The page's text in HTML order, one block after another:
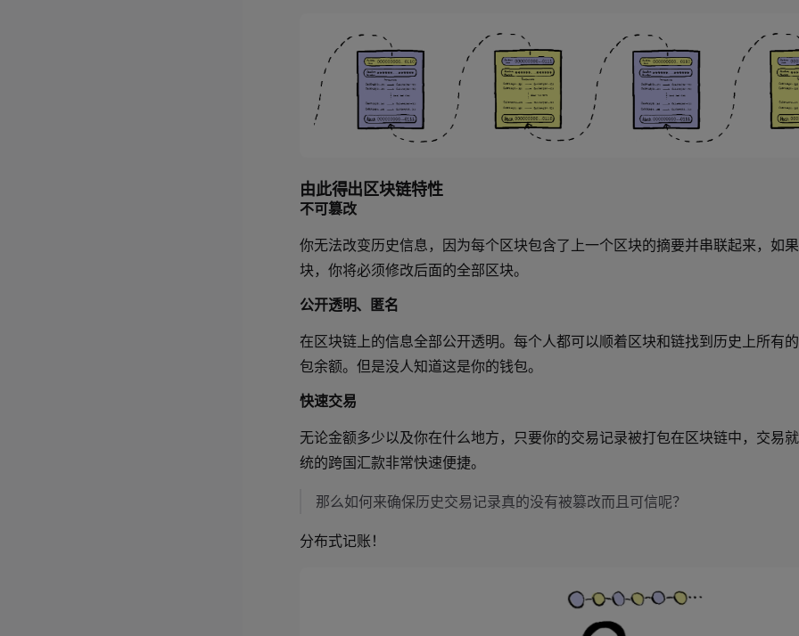
由此得出区块链特性
不可篡改
你无法改变历史信息，因为每个区块包含了上一个区块的摘要并串联起来，如
块，你将必须修改后面的全部区块。
公开透明、匿名
在区块链上的信息全部公开透明。每个人都可以顺着区块和链找到历史上所有
包余额。但是没人知道这是你的钱包。
快速交易
无论金额多少以及你在什么地方，只要你的交易记录被打包在区块链中，交易
统的跨国汇款非常快速便捷。
那么如何来确保历史交易记录真的没有被篡改而且可信呢？
分布式记账！